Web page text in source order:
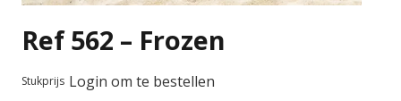
Ref 562 – Frozen
Stukprijs Login om te bestellen